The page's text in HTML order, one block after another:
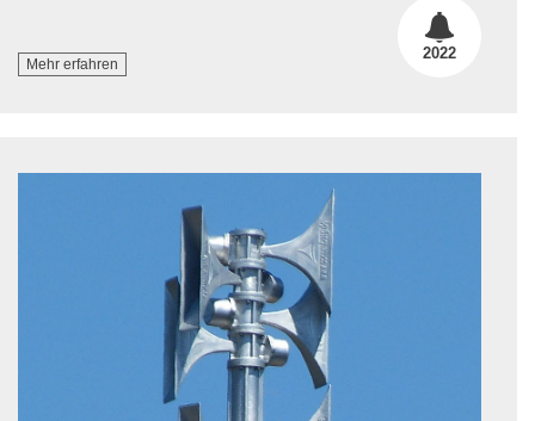
Mehr erfahren
2022